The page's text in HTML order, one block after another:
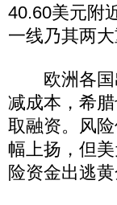
40.60美元附
一线乃其两
欧洲各国
减成本，希
取融资。风
幅上扬，但
险资金出逃黄